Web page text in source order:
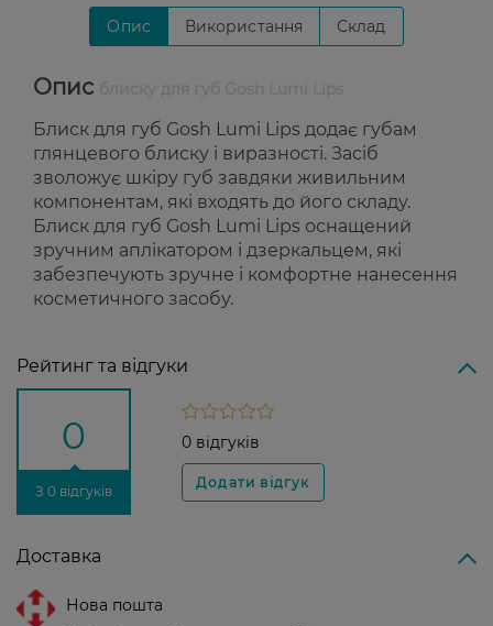
Опис Використання Склад
Опис
Блиск для губ Gosh Lumi Lips додає губам
глянцевого блиску і виразності. Засіб
зволожує шкіру губ завдяки живильним
компонентам, які входять до його складу.
Блиск для губ Gosh Lumi Lips оснащений
зручним аплікатором і дзеркальцем, які
забезпечують зручне і комфортне нанесення
косметичного засобу.
Рейтинг та відгуки
0
З 0 відгуків
0 відгуків
Доставка
Нова пошта